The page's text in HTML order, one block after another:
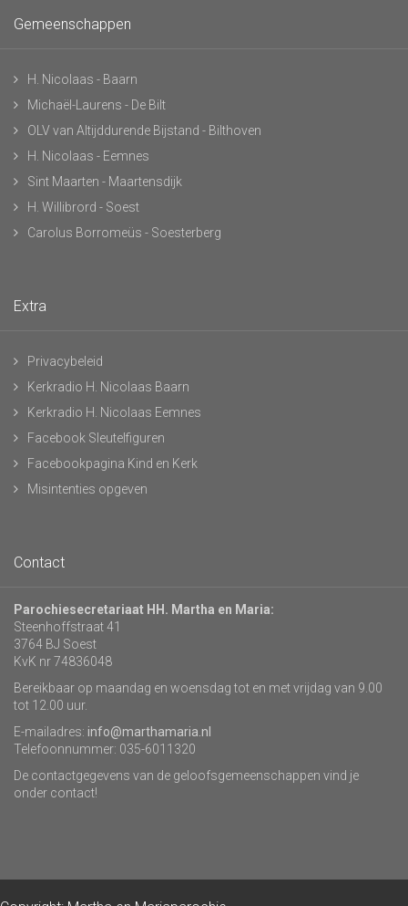
Gemeenschappen
H. Nicolaas - Baarn
Michaël-Laurens - De Bilt
OLV van Altijddurende Bijstand - Bilthoven
H. Nicolaas - Eemnes
Sint Maarten - Maartensdijk
H. Willibrord - Soest
Carolus Borromeüs - Soesterberg
Extra
Privacybeleid
Kerkradio H. Nicolaas Baarn
Kerkradio H. Nicolaas Eemnes
Facebook Sleutelfiguren
Facebookpagina Kind en Kerk
Misintenties opgeven
Contact
Parochiesecretariaat HH. Martha en Maria:
Steenhoffstraat 41
3764 BJ Soest
KvK nr 74836048
Bereikbaar op maandag en woensdag tot en met vrijdag van 9.00
tot 12.00 uur.
E-mailadres: info@marthamaria.nl
Telefoonnummer: 035-6011320
De contactgegevens van de geloofsgemeenschappen vind je
onder contact!